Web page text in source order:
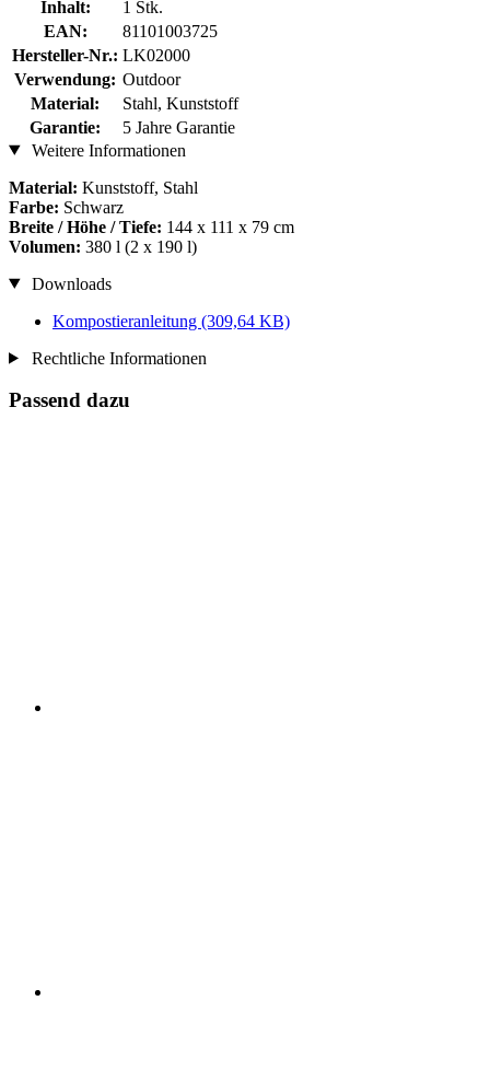
Inhalt:
1 Stk.
EAN:
81101003725
Hersteller-Nr.: LK02000
Verwendung: Outdoor
Material:
Stahl, Kunststoff
Garantie:
5 Jahre Garantie
Weitere Informationen
Material: Kunststoff, Stahl
Farbe: Schwarz
Breite / Höhe / Tiefe: 144 x 111 x 79 cm
Volumen: 380 l (2 x 190 l)
Downloads
Kompostieranleitung (309,64 KB)
Rechtliche Informationen
Passend dazu